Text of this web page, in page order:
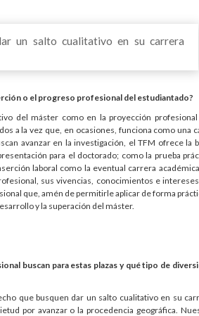
un salto cualitativo en su carrera
o el progreso profesional del estudiantado?
del máster como en la proyección profesional
a la vez que, en ocasiones, funciona como una
avanzar en la investigación, el TFM ofrece la
para el doctorado; como la prueba
laboral como la eventual carrera
sus vivencias, conocimientos e
que, amén de permitirle aplicar de forma
y la superación del máster.
buscan para estas plazas y qué tipo de
que busquen dar un salto cualitativo en su
por avanzar o la procedencia geográfica.